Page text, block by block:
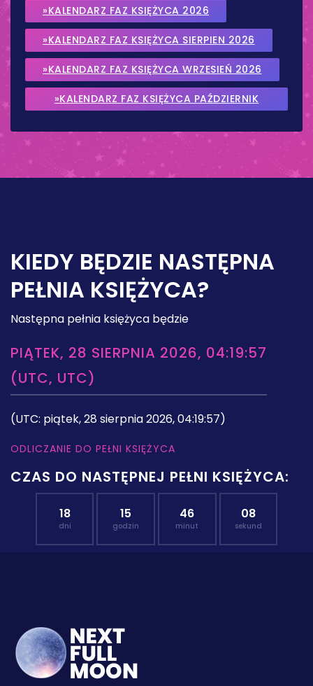
»KALENDARZ FAZ KSIĘŻYCA 2026
»KALENDARZ FAZ KSIĘŻYCA SIERPIEN 2026
»KALENDARZ FAZ KSIĘŻYCA WRZESIEŃ 2026
»KALENDARZ FAZ KSIĘŻYCA PAŹDZIERNIK
KIEDY BĘDZIE NASTĘPNA
PEŁNIA KSIĘŻYCA?
Następna pełnia księżyca będzie
PIĄTEK, 28 SIERPNIA 2026, 04:19:57
(UTC, UTC)
(UTC: piątek, 28 sierpnia 2026, 04:19:57)
ODLICZANIE DO PEŁNI KSIĘŻYCA
CZAS DO NASTĘPNEJ PEŁNI KSIĘŻYCA:
18
dni
15
godzin
46
minut
07
sekund